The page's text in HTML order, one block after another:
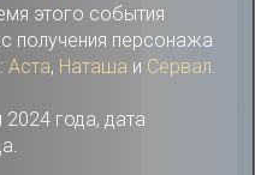
этого события
получения персонажа
Аста, Наташа и Сервал.
года, дата